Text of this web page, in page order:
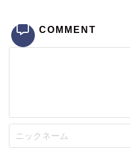
COMMENT